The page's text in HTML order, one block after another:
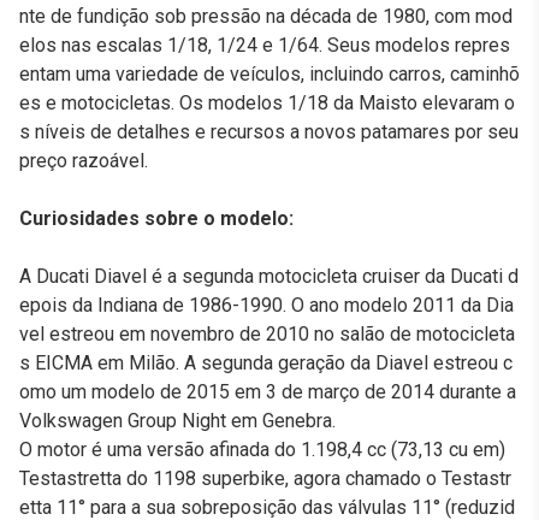
nte de fundição sob pressão na década de 1980, com mod
elos nas escalas 1/18, 1/24 e 1/64. Seus modelos repres
entam uma variedade de veículos, incluindo carros, caminhõ
es e motocicletas. Os modelos 1/18 da Maisto elevaram o
s níveis de detalhes e recursos a novos patamares por seu
preço razoável.
Curiosidades sobre o modelo:
A Ducati Diavel é a segunda motocicleta cruiser da Ducati d
epois da Indiana de 1986-1990. O ano modelo 2011 da Dia
vel estreou em novembro de 2010 no salão de motocicleta
s EICMA em Milão. A segunda geração da Diavel estreou c
omo um modelo de 2015 em 3 de março de 2014 durante a
Volkswagen Group Night em Genebra.
O motor é uma versão afinada do 1.198,4 cc (73,13 cu em)
Testastretta do 1198 superbike, agora chamado o Testastr
etta 11° para a sua sobreposição das válvulas 11° (reduzid